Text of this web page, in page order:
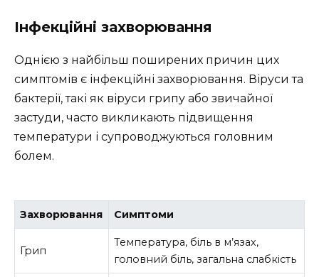
Інфекційні захворювання
Однією з найбільш поширених причин цих
симптомів є інфекційні захворювання. Віруси та
бактерії, такі як віруси грипу або звичайної
застуди, часто викликають підвищення
температури і супроводжуються головним
болем.
Захворювання Симптоми
Грип
Температура, біль в м’язах,
головний біль, загальна слабкість